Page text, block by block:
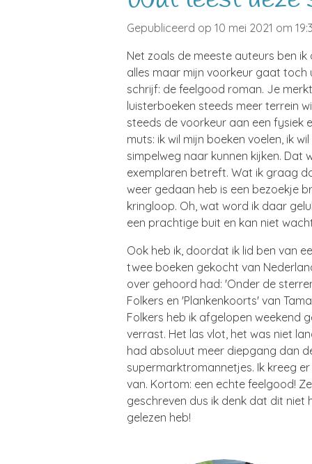
Gepubliceerd op 10 mei 2021 om
Net zoals de meeste auteurs ben ik
alles maar mijn voorkeur gaat toch
schrijf: de feelgood roman. Je
luisterboeken steeds meer terrein
steeds de voorkeur aan een fysiek
muts: ik wil mijn boeken voelen, ik
simpelweg naar kunnen kijken. Dat
exemplaren betreft. Wat ik graag
weer gedaan heb is een bezoekje
kringloop. Oh, wat word ik daar
een prachtige buit en kan niet
Ook heb ik, doordat ik lid ben van
twee boeken gekocht van
over gehoord had: 'Onder de
Folkers en 'Plankenkoorts' van
Folkers heb ik afgelopen weekend
verrast. Het las vlot, het was niet
had absoluut meer diepgang dan
supermarktromannetjes. Ik kreeg
van. Kortom: een echte feelgood!
geschreven dus ik denk dat dit niet
gelezen heb!